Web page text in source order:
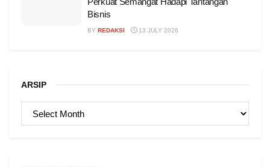
Bisnis
BY REDAKSI 13 JULY 2026
ARSIP